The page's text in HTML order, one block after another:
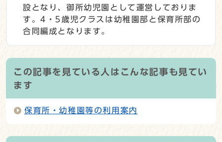
設となり、御所幼児園として運営しておりま
す。4・5歳児クラスは幼稚園部と保育所部の
合同編成となります。
この記事を見ている人はこんな記事も見てい
ます
保育所・幼稚園等の利用案内